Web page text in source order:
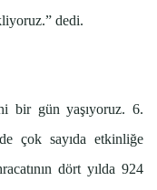
dedi.
bir gün yaşıyoruz. 6.
çok sayıda etkinliğe
dört yılda 924